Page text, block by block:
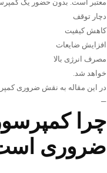
معتبر است. بدون حضور یک
دچار توقف
کاهش کیفیت
افزایش ضایعات
مصرف انرژی بالا
خواهد شد.
در این مقاله به نقش ضروری
—
چرا
ضروری